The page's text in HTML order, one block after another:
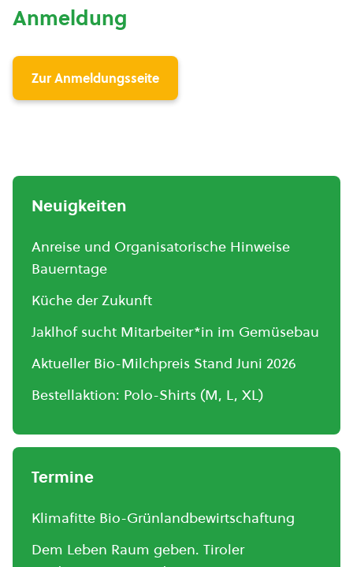
Anmeldung
Zur Anmeldungsseite
Neuigkeiten
Anreise und Organisatorische Hinweise
Bauerntage
Küche der Zukunft
Jaklhof sucht Mitarbeiter*in im Gemüsebau
Aktueller Bio-Milchpreis Stand Juni 2026
Bestellaktion: Polo-Shirts (M, L, XL)
Termine
Klimafitte Bio-Grünlandbewirtschaftung
Dem Leben Raum geben. Tiroler